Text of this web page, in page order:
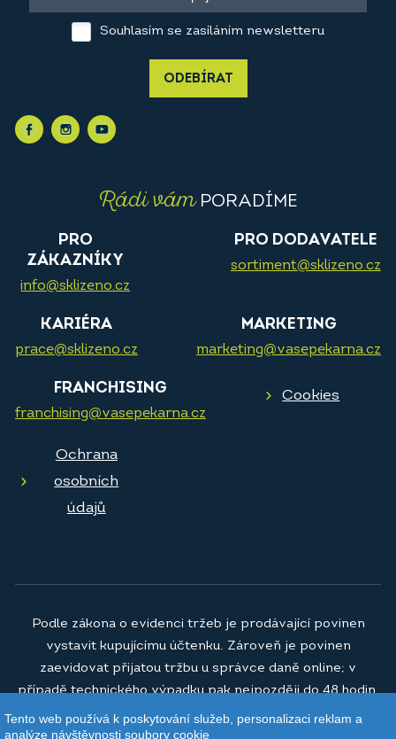
Souhlasím se zasíláním newsletteru
ODEBÍRAT
Rádi vámPORADÍME
PRO
ZÁKAZNÍKY
info@sklizeno.cz
PRO DODAVATELE
sortiment@sklizeno.cz
KARIÉRA
prace@sklizeno.cz
MARKETING
marketing@vasepekarna.cz
FRANCHISING
franchising@vasepekarna.cz
Cookies
Ochrana
osobních
údajů
© 2026Vaše pekárna a.s.
Podle zákona o evidenci tržeb je prodávající povinen
vystavit kupujícímu účtenku. Zároveň je povinen
zaevidovat přijatou tržbu u správce daně online; v
případě technického výpadku pak nejpozději do 48 hodin.
Tento web používá k poskytování služeb, personalizaci reklam a
analýze návštěvnosti soubory cookie